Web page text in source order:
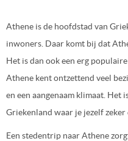
Athene is de hoofdstad van
inwoners. Daar komt bij dat
Het is dan ook een erg
Athene kent ontzettend veel
en een aangenaam klimaat. Het
Griekenland waar je jezelf zeker
Een stedentrip naar Athene